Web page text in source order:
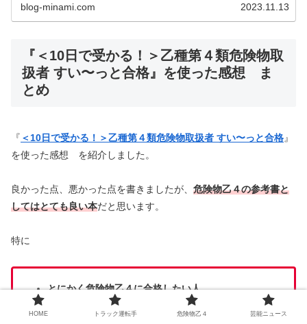
blog-minami.com 2023.11.13
『＜10日で受かる！＞乙種第４類危険物取
扱者 すい〜っと合格』を使った感想 ま
とめ
『 ＜10日で受かる！＞乙種第４類危険物取扱者 すい〜っと合格』
を使った感想 を紹介しました。
良かった点、悪かった点を書きましたが、 危険物乙４の参考書と
してはとても良い本だと思います。
特に
とにかく危険物乙４に合格したい人
試験まで1週間を切っている人
HOME トラック運転手 危険物乙４ 芸能ニュース